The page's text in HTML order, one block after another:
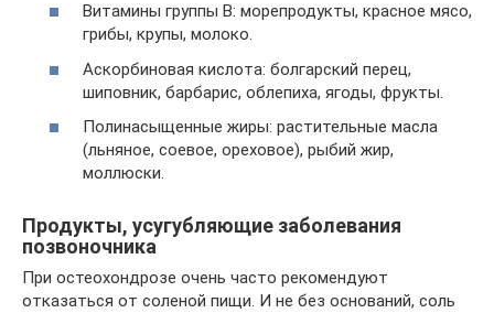
Витамины группы В: морепродукты, красное мясо,
грибы, крупы, молоко.
Аскорбиновая кислота: болгарский перец,
шиповник, барбарис, облепиха, ягоды, фрукты.
Полинасыщенные жиры: растительные масла
(льняное, соевое, ореховое), рыбий жир,
моллюски.
Продукты, усугубляющие заболевания
позвоночника
При остеохондрозе очень часто рекомендуют
отказаться от соленой пищи. И не без оснований, соль